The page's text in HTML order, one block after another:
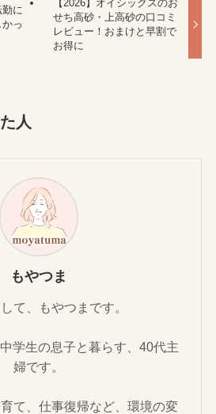
に
っ
【2026】オイシックスのお
せち高砂・上高砂の口コミ
レビュー！おまけと早割で
お得に
人
もやつま
て、もやつまです。
学生の息子と暮らす、40代主
婦です。
て、仕事復帰など、環境の変